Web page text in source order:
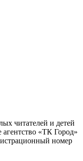
читателей и детей
«ТК Город»
номер